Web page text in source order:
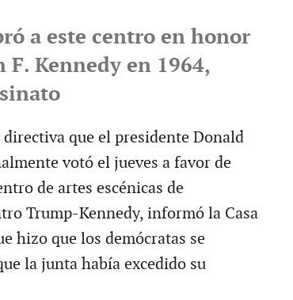
a este centro en honor
Kennedy en 1964,
que el presidente Donald
votó el jueves a favor de
de artes escénicas de
Trump-Kennedy, informó la Casa
hizo que los demócratas se
la junta había excedido su